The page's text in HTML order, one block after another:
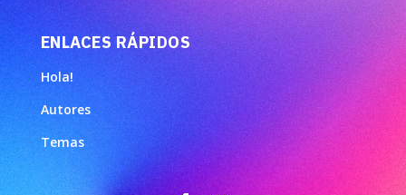
ENLACES RÁPIDOS
Hola!
Autores
Temas